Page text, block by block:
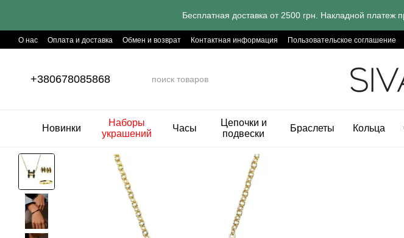
Бесплатная доставка от 2500 грн. Накладной платеж
О нас Оплата и доставка Обмен и возврат Контактная информация Пользовательское соглашение
+380678085868
Новинки
Наборы
украшений
Часы
Цепочки и
подвески
Браслеты Кольца